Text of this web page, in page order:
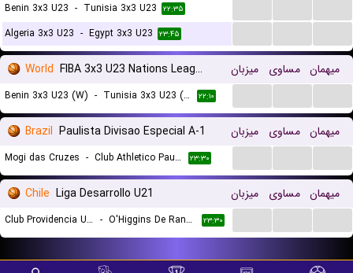
Benin 3x3 U23 - Tunisia 3x3 U23 ۲۲:۳۵
Algeria 3x3 U23 - Egypt 3x3 U23 ۲۳:۴۵
World FIBA 3x3 U23 Nations League Women میزبان مساوی میهمان
Benin 3x3 U23 (W) - Tunisia 3x3 U23 (W) ۲۲:۱۰
Brazil Paulista Divisao Especial A-1 میزبان مساوی میهمان
Mogi das Cruzes - Club Athletico Paulistano ۲۳:۳۰
Chile Liga Desarrollo U21 میزبان مساوی میهمان
Club Providencia U21 - O'Higgins De Rancagua U21 ۲۳:۳۰